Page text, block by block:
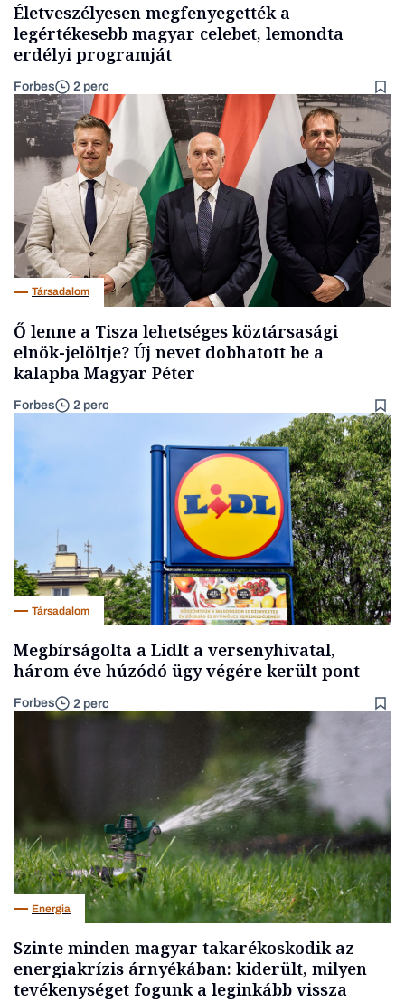
Életveszélyesen megfenyegették a
legértékesebb magyar celebet, lemondta
erdélyi programját
Forbes 2 perc
Társadalom
Ő lenne a Tisza lehetséges köztársasági
elnök-jelöltje? Új nevet dobhatott be a
kalapba Magyar Péter
Forbes 2 perc
Társadalom
Megbírságolta a Lidlt a versenyhivatal,
három éve húzódó ügy végére került pont
Forbes 2 perc
Energia
Szinte minden magyar takarékoskodik az
energiakrízis árnyékában: kiderült, milyen
tevékenységet fogunk a leginkább vissza